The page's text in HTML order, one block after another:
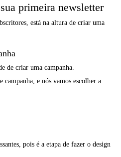
primeira newsletter
está na altura de criar uma
de criar uma campanha.
e nós vamos escolher a
pois é a etapa de fazer o design